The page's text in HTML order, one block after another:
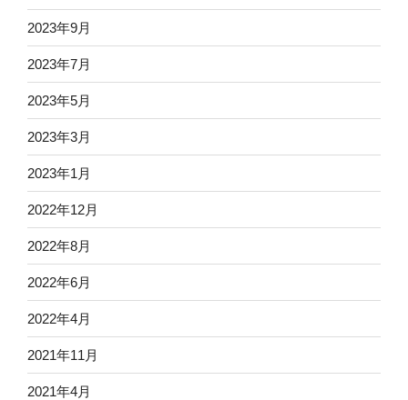
2023年9月
2023年7月
2023年5月
2023年3月
2023年1月
2022年12月
2022年8月
2022年6月
2022年4月
2021年11月
2021年4月